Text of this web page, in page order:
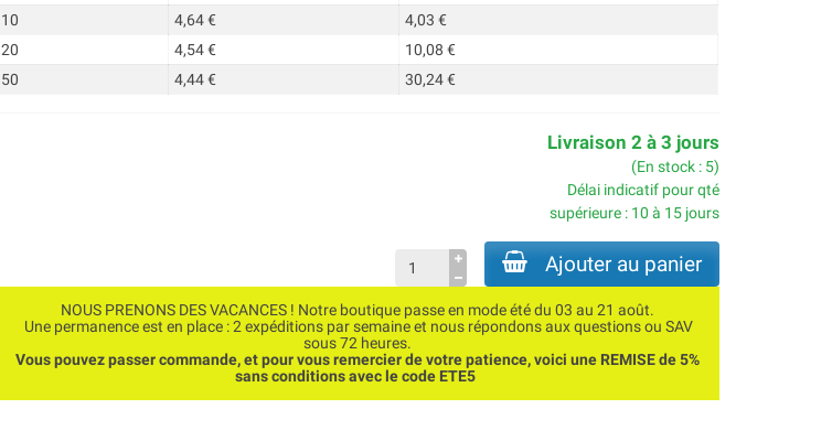
10
4,64 €
4,03 €
20
4,54 €
10,08 €
50
4,44 € 30,24 €
Livraison 2 à 3 jours
(En stock : 5)
Délai indicatif pour qté
supérieure : 10 à 15 jours
Ajouter au panier
NOUS PRENONS DES VACANCES ! Notre boutique passe en mode été du 03 au 21 août.
Une permanence est en place : 2 expéditions par semaine et nous répondons aux questions ou SAV
sous 72 heures.
Vous pouvez passer commande, et pour vous remercier de votre patience, voici une REMISE de 5%
sans conditions avec le code ETE5